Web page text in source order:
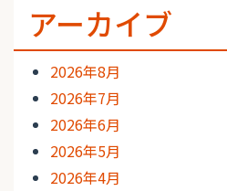
アーカイブ
2026年8月
2026年7月
2026年6月
2026年5月
2026年4月